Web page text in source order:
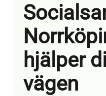
hjälper
vägen